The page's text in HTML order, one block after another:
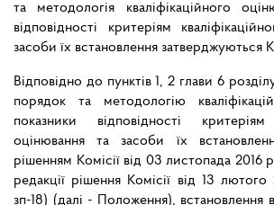
та методологія кваліфікаційного
відповідності критеріям
засоби їх встановлення затверджуються
Відповідно до пунктів 1, 2 глави 6
порядок та методологію
показники відповідності критеріям
оцінювання та засоби їх
рішенням Комісії від 03 листопада
редакції рішення Комісії від 13
зп-18) (далі - Положення), встановлення